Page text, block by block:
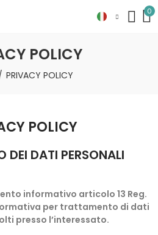
0
POLICY
PRIVACY POLICY
POLICY
DEI DATI PERSONALI
informativo articolo 13 Reg.
per trattamento di dati
presso l’interessato.